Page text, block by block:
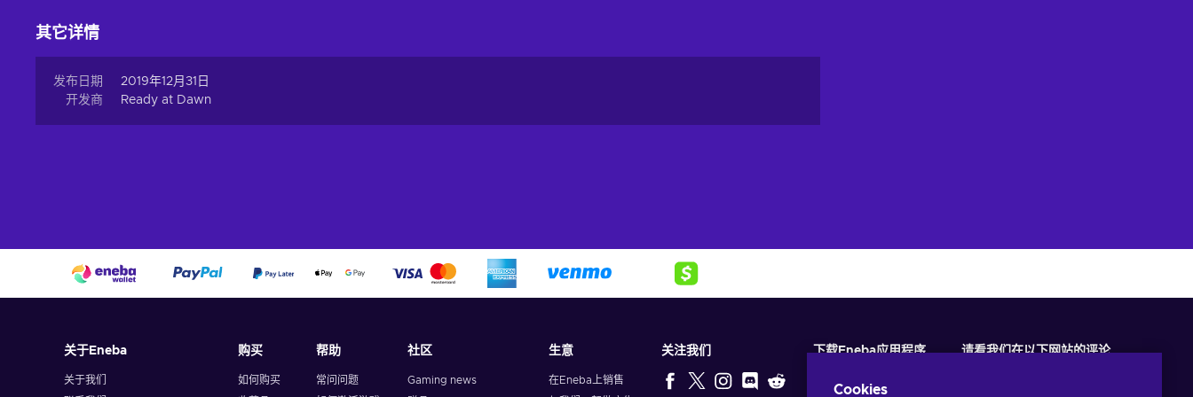
其它详情
发布日期
2019年12月31日
开发商
Ready at Dawn
关于Eneba
关于我们
购买
如何购买
帮助
常问问题
社区
Gaming news
生意
在Eneba上销售
关注我们 下载Eneba应用程序 请看我们在以下网站的评论
Cookies